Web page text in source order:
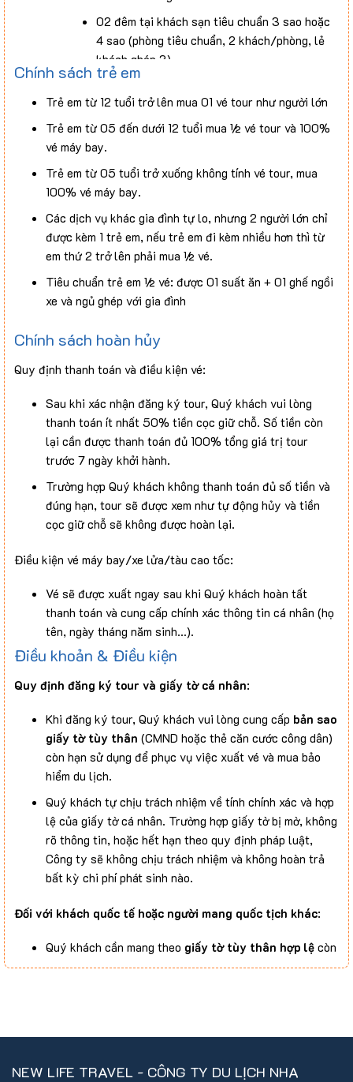
02 đêm tại khách sạn tiêu chuẩn 3 sao hoặc
4 sao (phòng tiêu chuẩn, 2 khách/phòng, lẻ
khách ghép 3).
Bữa ăn :
02 bữa sáng buffet tại khách sạn.
04 bữa chính với thực đơn đậm chất địa
phương (150.000đ/suất).
Hướng dẫn viênchuyên nghiệp, chu đáo, đồng hành và
chăm sóc đoàn suốt hành trình.
Chi phí khác: Vé vào cổng, phí bến bãi, nước suối (1
chai/tour/ngày).
Bảo hiểm du lịch nội địavới mức bồi thường tối đa
Không bao gồm
chương trình tour.
Chính sách trẻ em
Trẻ em từ 12 tuổi trở lên mua 01 vé tour như người lớn
Trẻ em từ 05 đến dưới 12 tuổi mua ½ vé tour và 100%
vé máy bay.
Trẻ em từ 05 tuổi trở xuống không tính vé tour, mua
100% vé máy bay.
Các dịch vụ khác gia đình tự lo, nhưng 2 người lớn chỉ
được kèm 1 trẻ em, nếu trẻ em đi kèm nhiều hơn thì từ
em thứ 2 trở lên phải mua ½ vé.
Tiêu chuẩn trẻ em ½ vé: được 01 suất ăn + 01 ghế ngồi
xe và ngủ ghép với gia đình
Chính sách hoàn hủy
Quy định thanh toán và điều kiện vé:
Sau khi xác nhận đăng ký tour, Quý khách vui lòng
thanh toán ít nhất 50% tiền cọc giữ chỗ. Số tiền còn
lại cần được thanh toán đủ 100% tổng giá trị tour
trước 7 ngày khởi hành.
Trường hợp Quý khách không thanh toán đủ số tiền và
đúng hạn, tour sẽ được xem như tự động hủy và tiền
cọc giữ chỗ sẽ không được hoàn lại.
Điều kiện vé máy bay/xe lửa/tàu cao tốc:
Vé sẽ được xuất ngay sau khi Quý khách hoàn tất
thanh toán và cung cấp chính xác thông tin cá nhân (họ
tên, ngày tháng năm sinh…).
Vé đã xuất không thể đổi tên, hoàn vé, hủy vé, thay đổi
ngày hoặc hành trình theo quy định của hãng vận
chuyển.
Điều khoản & Điều kiện
Quy định đăng ký tour và giấy tờ cá nhân:
Khi đăng ký tour, Quý khách vui lòng cung cấp bản sao
giấy tờ tùy thân (CMND hoặc thẻ căn cước công dân)
còn hạn sử dụng để phục vụ việc xuất vé và mua bảo
hiểm du lịch.
Quý khách tự chịu trách nhiệm về tính chính xác và hợp
lệ của giấy tờ cá nhân. Trường hợp giấy tờ bị mờ, không
rõ thông tin, hoặc hết hạn theo quy định pháp luật,
Công ty sẽ không chịu trách nhiệm và không hoàn trả
bất kỳ chi phí phát sinh nào.
Đối với khách quốc tế hoặc người mang quốc tịch khác:
Quý khách cần mang theo giấy tờ tùy thân hợp lệcòn
hạn sử dụng để làm thủ tục lên máy bay theo quy định
sao y giấy khai sinhcó xác nhận của cơ quan có thẩm
NEW LIFE TRAVEL - CÔNG TY DU LỊCH NHA